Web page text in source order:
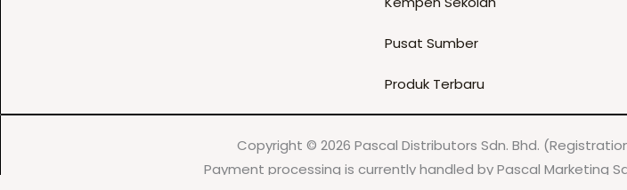
Pusat Sumber
Produk Terbaru
Copyright © 2026 Pascal Distributors Sdn. Bhd.
Payment processing is currently handled by Pascal Marketing